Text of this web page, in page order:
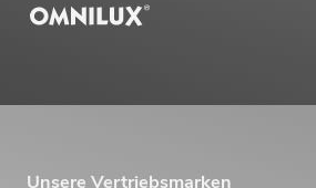
Unsere Vertriebsmarken